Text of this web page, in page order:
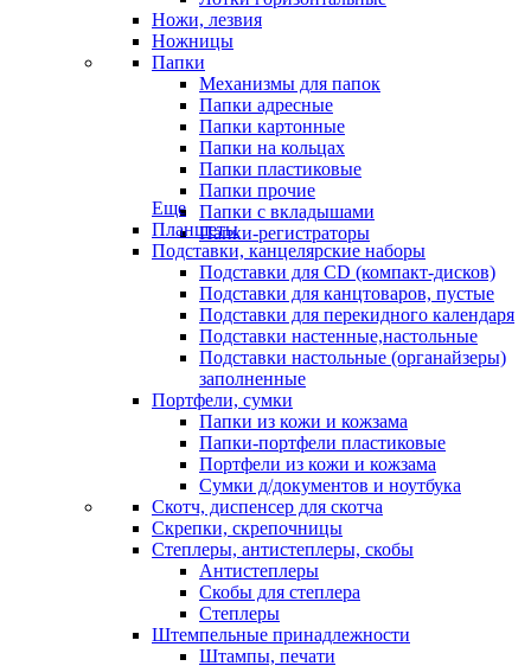
Ножи, лезвия
Ножницы
Папки
Механизмы для папок
Папки адресные
Папки картонные
Папки на кольцах
Папки пластиковые
Папки прочие
Папки с вкладышами
Папки-регистраторы
Еще
Планшеты
Подставки, канцелярские наборы
Подставки для CD (компакт-дисков)
Подставки для канцтоваров, пустые
Подставки для перекидного календаря
Подставки настенные,настольные
Подставки настольные (органайзеры)
заполненные
Портфели, сумки
Папки из кожи и кожзама
Папки-портфели пластиковые
Портфели из кожи и кожзама
Сумки д/документов и ноутбука
Скотч, диспенсер для скотча
Скрепки, скрепочницы
Степлеры, антистеплеры, скобы
Антистеплеры
Скобы для степлера
Степлеры
Штемпельные принадлежности
Штампы, печати